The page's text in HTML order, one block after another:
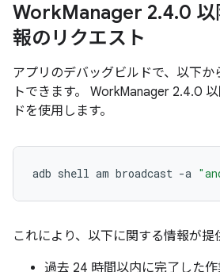
WorkManager 2.4.0 以
報のリクエスト
アプリのデバッグビルドで、以下
トできます。 WorkManager 2.4.0
ドを使用します。
adb shell am broadcast -a
これにより、以下に関する情報が提
過去 24 時間以内に完了した作